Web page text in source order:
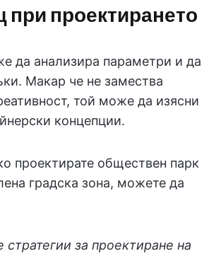
проектирането
да анализира параметри и да
Макар че не замества
той може да изясни
концепции.
проектирате обществен парк
градска зона, можете да
за проектиране на